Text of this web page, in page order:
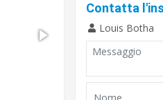
Contatta
Louis Botha